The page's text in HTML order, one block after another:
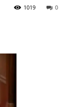
0
1019